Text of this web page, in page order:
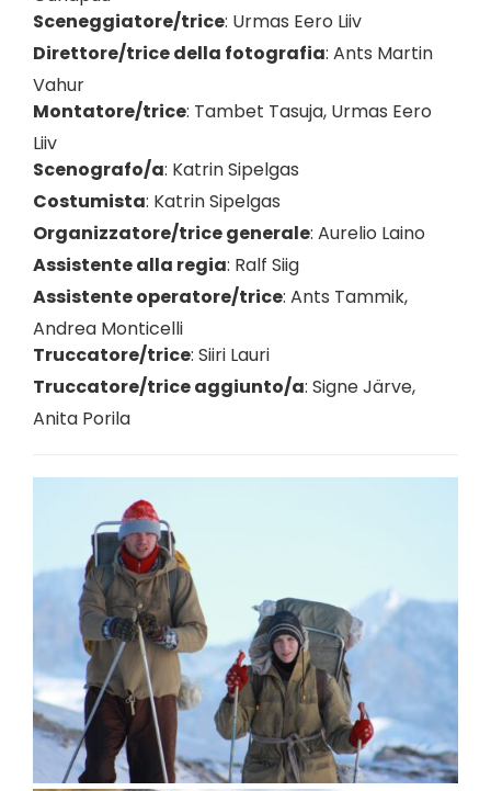
Sceneggiatore/trice: Urmas Eero Liiv
Direttore/trice della fotografia: Ants Martin
Vahur
Montatore/trice: Tambet Tasuja, Urmas Eero
Liiv
Scenografo/a: Katrin Sipelgas
Costumista: Katrin Sipelgas
Organizzatore/trice generale: Aurelio Laino
Assistente alla regia: Ralf Siig
Assistente operatore/trice: Ants Tammik,
Andrea Monticelli
Truccatore/trice: Siiri Lauri
Truccatore/trice aggiunto/a: Signe Järve,
Anita Porila